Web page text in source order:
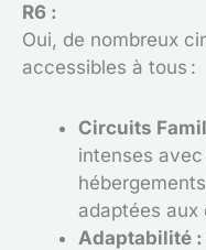
R6 :
Oui, de nombreux
accessibles à tous :
Circuits
intenses
adaptées aux
Adaptabilité :